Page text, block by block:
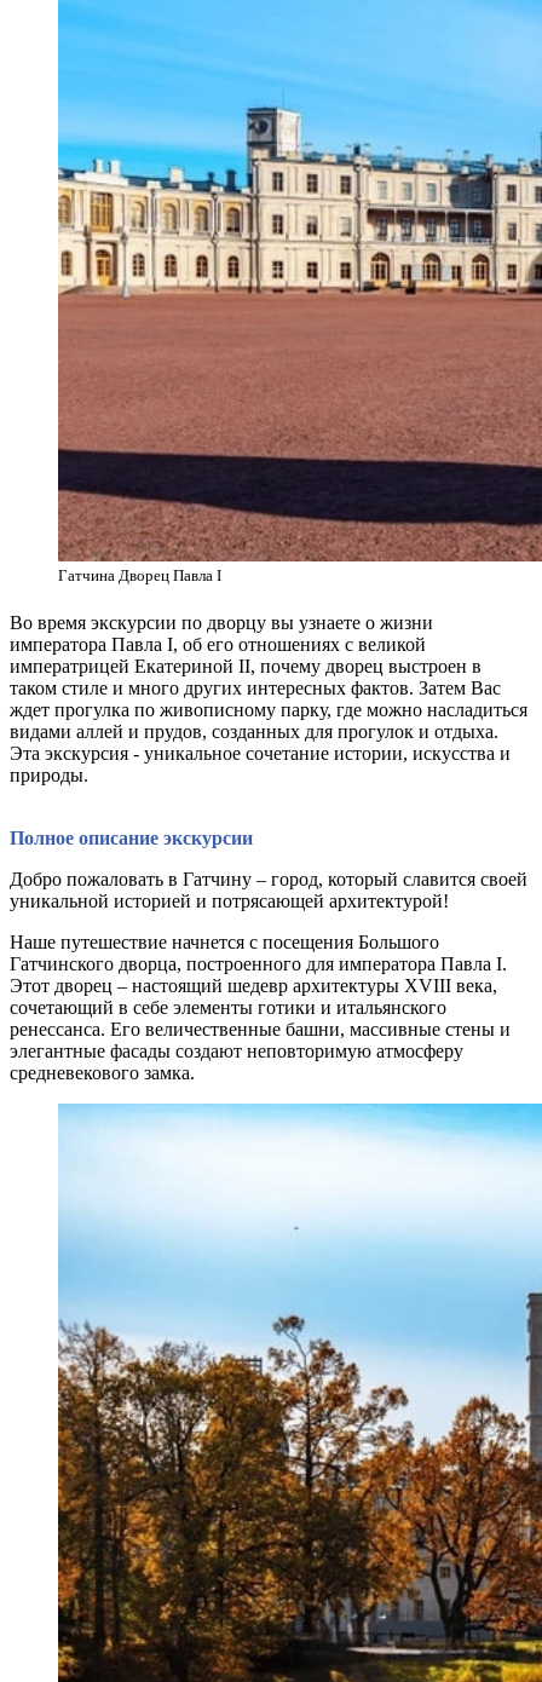
Гатчина Дворец Павла I
Во время экскурсии по дворцу вы узнаете о жизни
императора Павла I, об его отношениях с великой
императрицей Екатериной II, почему дворец выстроен в
таком стиле и много других интересных фактов. Затем Вас
ждет прогулка по живописному парку, где можно насладиться
видами аллей и прудов, созданных для прогулок и отдыха.
Эта экскурсия - уникальное сочетание истории, искусства и
природы.
Полное описание экскурсии
Добро пожаловать в Гатчину – город, который славится своей
уникальной историей и потрясающей архитектурой!
Наше путешествие начнется с посещения Большого
Гатчинского дворца, построенного для императора Павла I.
Этот дворец – настоящий шедевр архитектуры XVIII века,
сочетающий в себе элементы готики и итальянского
ренессанса. Его величественные башни, массивные стены и
элегантные фасады создают неповторимую атмосферу
средневекового замка.